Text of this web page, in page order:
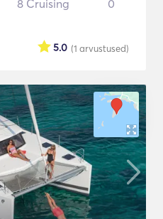
8 Cruising 0
(1 arvustused)
5.0